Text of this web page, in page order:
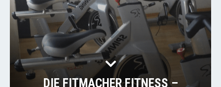
DIE FITMACHER FITNESS –